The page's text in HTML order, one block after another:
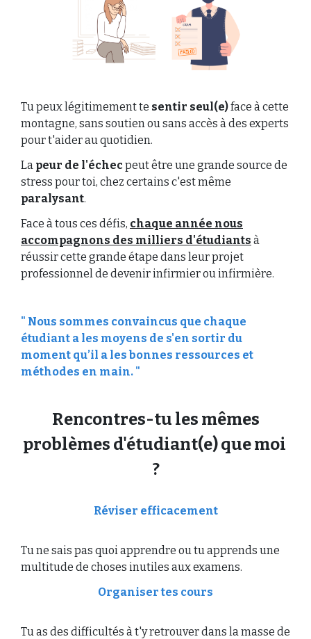
Tu peux légitimement te sentir seul(e)face à cette
montagne, sans soutien ou sans accès à des experts
pour t'aider au quotidien.
La peur de l'échecpeut être une grande source de
stress pour toi, chez certains c'est même
paralysant.
Face à tous ces défis, chaque année nous
accompagnons des milliers d'étudiants à
réussir cette grande étape dans leur projet
professionnel de devenir infirmier ou infirmière.
" Nous sommes convaincus que chaque
étudiant a les moyens de s'en sortir du
moment qu’il a les bonnes ressources et
méthodes en main. "
Rencontres-tu les mêmes
problèmes d'étudiant(e) que moi
?
Réviser efficacement
Tu ne sais pas quoi apprendre ou tu apprends une
multitude de choses inutiles aux examens.
Organiser tes cours
Tu as des difficultés àt'y retrouver dans la masse de